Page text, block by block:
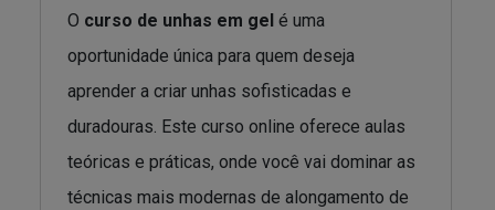
O curso de unhas em gel é uma
oportunidade única para quem deseja
aprender a criar unhas sofisticadas e
duradouras. Este curso online oferece aulas
teóricas e práticas, onde você vai dominar as
técnicas mais modernas de alongamento de